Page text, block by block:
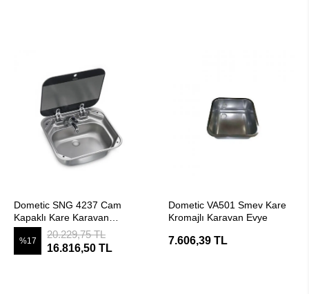
Dometic SNG 4237 Cam
Kapaklı Kare Karavan
Lavabo/Evye
%17
20.229,75 TL
16.816,50 TL
Dometic VA501 Smev Kare
Kromajlı Karavan Evye
7.606,39 TL